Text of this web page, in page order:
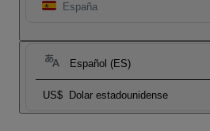
España
Español (ES)
US$ Dolar estadounidense